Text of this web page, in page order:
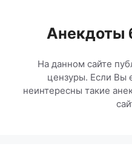
содержимомуАнекдоты
На данном сайте
цензуры. Если
неинтересны такие